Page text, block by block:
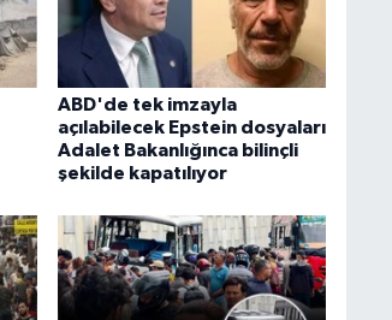
ABD'de tek imzayla
açılabilecek Epstein dosyaları
Adalet Bakanlığınca bilinçli
şekilde kapatılıyor